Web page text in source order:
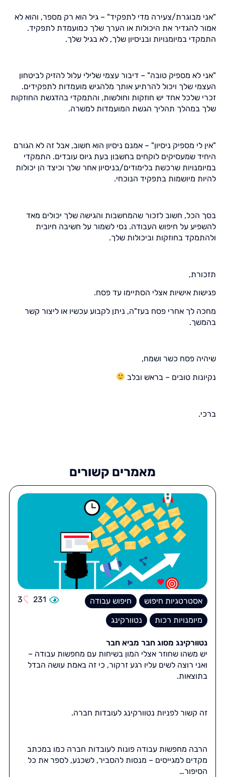
"אני מבוגרת/צעירה מדי לתפקיד" – גיל הוא רק מספר, והוא לא
אמור להגדיר את היכולות או הערך שלך כמועמדת לתפקיד.
התמקדי במיומנויות ובניסיון שלך, לא בגיל שלך.
"אני לא מספיק טובה" – דיבור עצמי שלילי עלול להזיק לביטחון
העצמי שלך ויכול להרתיע אותך מלהגיש מועמדות לתפקידים.
זכרי שלכל אחד יש חוזקות וחולשות, והתמקדי בהדגשת החוזקות
שלך במהלך תהליך הגשת המועמדות למשרה.
"אין לי מספיק ניסיון" – אמנם ניסיון הוא חשוב, אבל זה לא הגורם
היחיד שמעסיקים לוקחים בחשבון בעת גיוס עובדים. התמקדי
במיומנויות שרכשת בלימודים/בניסיון אחר שלך וכיצד הן יכולות
להיות מיושמות בתפקיד הנוכחי.
בסך הכל, חשוב לזכור שהמחשבות והגישה שלך יכולים מאד
להשפיע על חיפוש העבודה. נסי לשמור על חשיבה חיובית
ולהתמקד בחוזקות וביכולות שלך.
תזכורת,
פגישות אישיות אצלי הסתיימו עד פסח.
מחכה לך אחרי פסח בעז"ה, ניתן לקבוע עכשיו או ליצור קשר
בהמשך.
שיהיה פסח כשר ושמח,
נקיונות טובים – בראש ובלב
ברכי.
מאמרים קשורים
אסטרטגיות חיפוש
חיפוש עבודה
מיומנויות רכות
נטוורקינג
231
3
נטוורקינג מסוג חבר מביא חבר
יש משהו שחוזר אצלי המון בשיחות עם מחפשות עבודה –
ואני רוצה לשים עליו רגע זרקור, כי זה באמת עושה הבדל
בתוצאות.
זה קשור לפניות נטוורקינג לעובדות חברה.
הרבה מחפשות עבודה פונות לעובדות חברה כמו במכתב
מקדים למגייסים – מנסות להסביר, לשכנע, לספר את כל
הסיפור…